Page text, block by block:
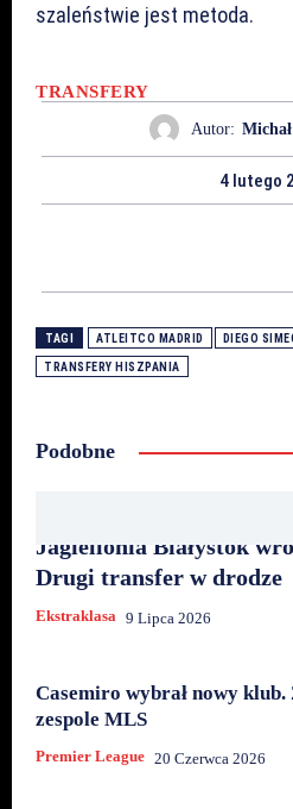
szaleństwie jest metoda.
TRANSFERY
Autor:
4 lutego
TAGI ATLEITCO MADRID DIEGO
TRANSFERY HISZPANIA
Podobne
Jagiellonia Białystok
Drugi transfer w drodze
Ekstraklasa 9 Lipca 2026
Casemiro wybrał nowy klub.
zespole MLS
Premier League 20 Czerwca 2026